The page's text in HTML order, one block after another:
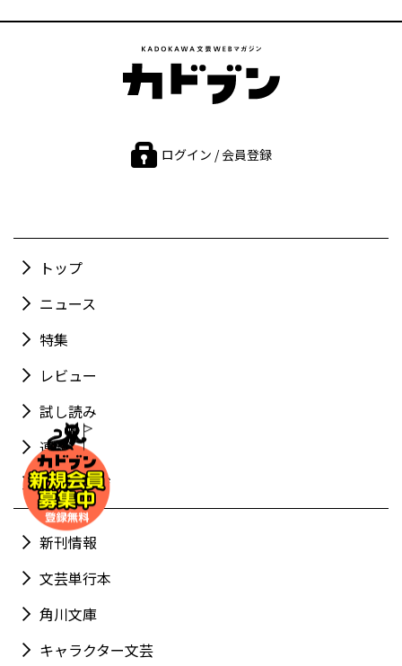
ログイン / 会員登録
トップ
ニュース
特集
レビュー
試し読み
連載
特設ページ
新刊情報
文芸単行本
角川文庫
キャラクター文芸